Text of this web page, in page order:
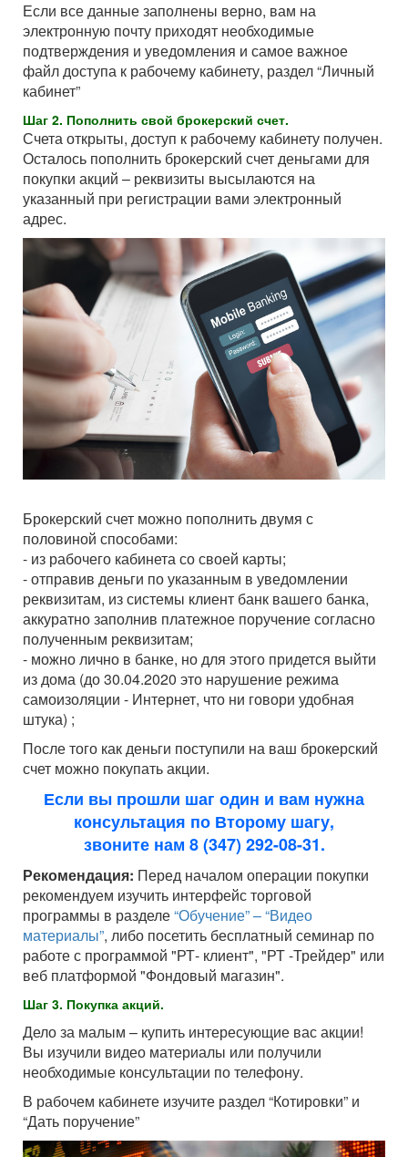
Если все данные заполнены верно, вам на
электронную почту приходят необходимые
подтверждения и уведомления и самое важное
файл доступа к рабочему кабинету, раздел “Личный
кабинет”
Шаг 2. Пополнить свой брокерский счет.
Счета открыты, доступ к рабочему кабинету получен.
Осталось пополнить брокерский счет деньгами для
покупки акций – реквизиты высылаются на
указанный при регистрации вами электронный
адрес.
Брокерский счет можно пополнить двумя с
половиной способами:
- из рабочего кабинета со своей карты;
- отправив деньги по указанным в уведомлении
реквизитам, из системы клиент банк вашего банка,
аккуратно заполнив платежное поручение согласно
полученным реквизитам;
- можно лично в банке, но для этого придется выйти
из дома (до 30.04.2020 это нарушение режима
самоизоляции - Интернет, что ни говори удобная
штука) ;
После того как деньги поступили на ваш брокерский
счет можно покупать акции.
Если вы прошли шаг один и вам нужна
консультация по Второму шагу,
звоните нам 8 (347) 292-08-31.
Рекомендация: Перед началом операции покупки
рекомендуем изучить интерфейс торговой
программы в разделе“Обучение” – “Видео
материалы”, либо посетить бесплатный семинар по
работе с программой "РТ- клиент", "РТ -Трейдер" или
веб платформой "Фондовый магазин".
Шаг 3. Покупка акций.
Дело за малым – купить интересующие вас акции!
Вы изучили видео материалы или получили
необходимые консультации по телефону.
В рабочем кабинете изучите раздел “Котировки” и
“Дать поручение”